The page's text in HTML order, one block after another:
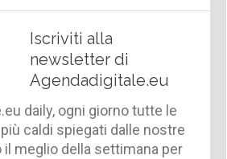
Iscriviti alla
newsletter di
Agendadigitale.eu
daily, ogni giorno tutte le
caldi spiegati dalle nostre
il meglio della settimana per